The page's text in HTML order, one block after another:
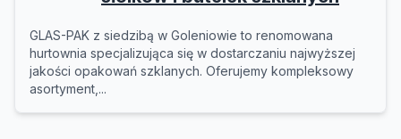
GLAS-PAK z siedzibą w Goleniowie to renomowana
hurtownia specjalizująca się w dostarczaniu najwyższej
jakości opakowań szklanych. Oferujemy kompleksowy
asortyment,...